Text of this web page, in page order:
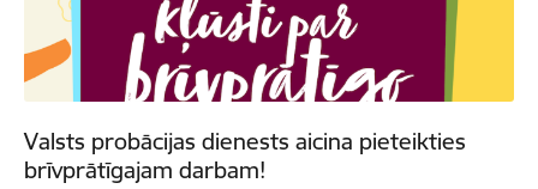
Valsts probācijas dienests aicina pieteikties
brīvprātīgajam darbam!